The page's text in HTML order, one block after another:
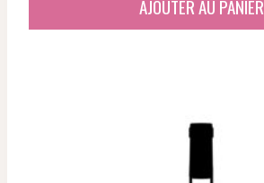
AJOUTER AU PANIER